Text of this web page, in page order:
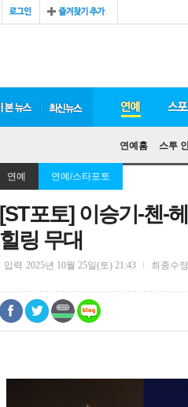
연예홈 스투
연예 연예/스타포토
[ST포토] 이승기-첸-
힐링 무대
입력 2025년 10월 25일(토) 21:43 최종수정
0